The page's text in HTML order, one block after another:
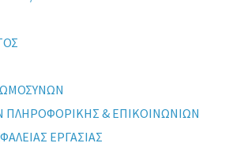
ΠΛΗΡΟΦΟΡΙΚΗΣ & ΕΠΙΚΟΙΝΩΝΙΩΝ
ΕΡΓΑΣΙΑΣ